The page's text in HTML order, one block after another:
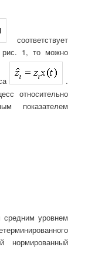
соответствует
рис. 1, то можно
.
относительно
показателем
средним уровнем
нормированный